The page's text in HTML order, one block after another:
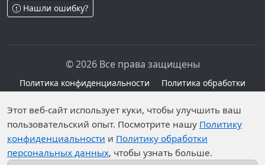
Нашли ошибку?
© 2026 Все права защищены
Политика конфиденциальности
Политика обработки
Персональные данные опубликованы на сайте при
наличии правовых оснований в соответствии с ч.1
ст.6 и ст.10.1 152-ФЗ. Субъектами установлены
запреты на обработку неограниченных кругом лиц
Этот веб-сайт использует куки, чтобы улучшить ваш
пользовательский опыт. Посмотрите нашу Политику
конфиденциальности и Политику обработки
персональных данных, чтобы узнать больше.